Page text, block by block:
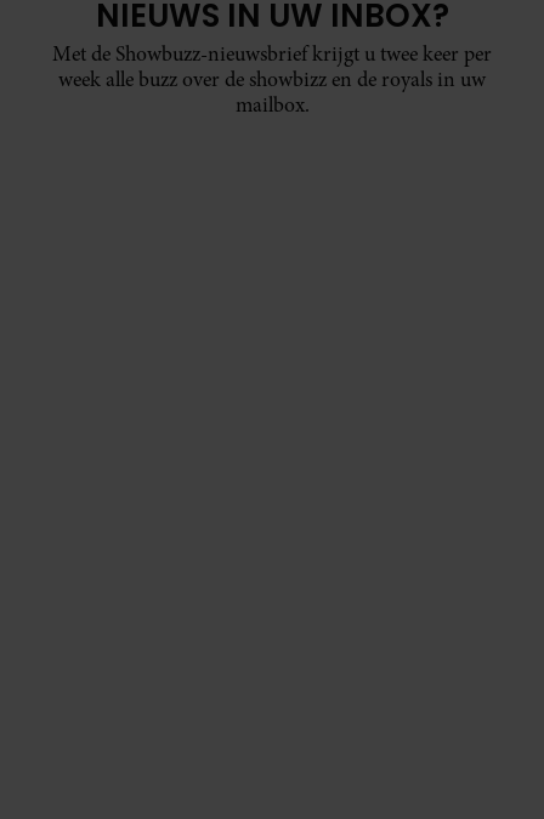
NIEUWS IN UW INBOX?
Met de Showbuzz-nieuwsbrief krijgt u twee keer per
week alle buzz over de showbizz en de royals in uw
mailbox.